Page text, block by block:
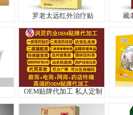
罗老太远红外治疗贴 藏
OEM贴牌代加工 私人定制